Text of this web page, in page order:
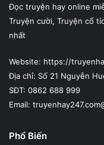
Đọc truyện hay online
Truyện cười, Truyện cổ
nhất
Website: https://
Địa chỉ: Số 21 Nguyễn
SĐT: 0862 688 999
Email:
Phổ Biến